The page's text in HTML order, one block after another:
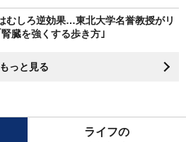
むしろ逆効果…東北大学名誉教授がリ
臓を強くする歩き方｣
もっと見る
ライフの